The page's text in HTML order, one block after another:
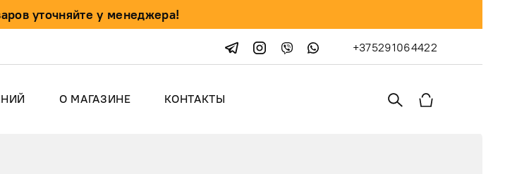
уточняйте у менеджера!
+375291064422
О МАГАЗИНЕ КОНТАКТЫ